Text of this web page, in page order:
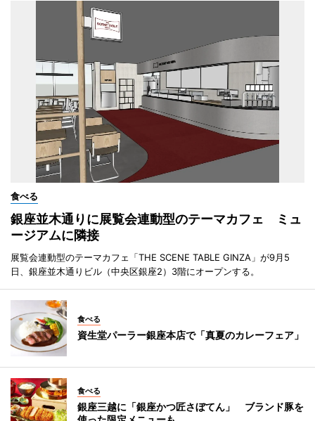
食べる
銀座並木通りに展覧会連動型のテーマカフェ ミュ
ージアムに隣接
展覧会連動型のテーマカフェ「THE SCENE TABLE GINZA」が9月5
日、銀座並木通りビル（中央区銀座2）3階にオープンする。
食べる
資生堂パーラー銀座本店で「真夏のカレーフェア」
食べる
銀座三越に「銀座かつ匠さぼてん」 ブランド豚を